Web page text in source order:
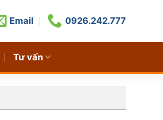
Email 0926.242.777
Tư vấn